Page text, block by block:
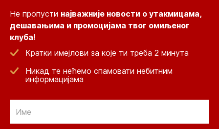
Не пропусти најважније новости о утакмицама,
дешавањима и промоцијама твог омиљеног
клуба!
Кратки имејлови за које ти треба 2 минута
Никад те нећемо спамовати небитним
информацијама